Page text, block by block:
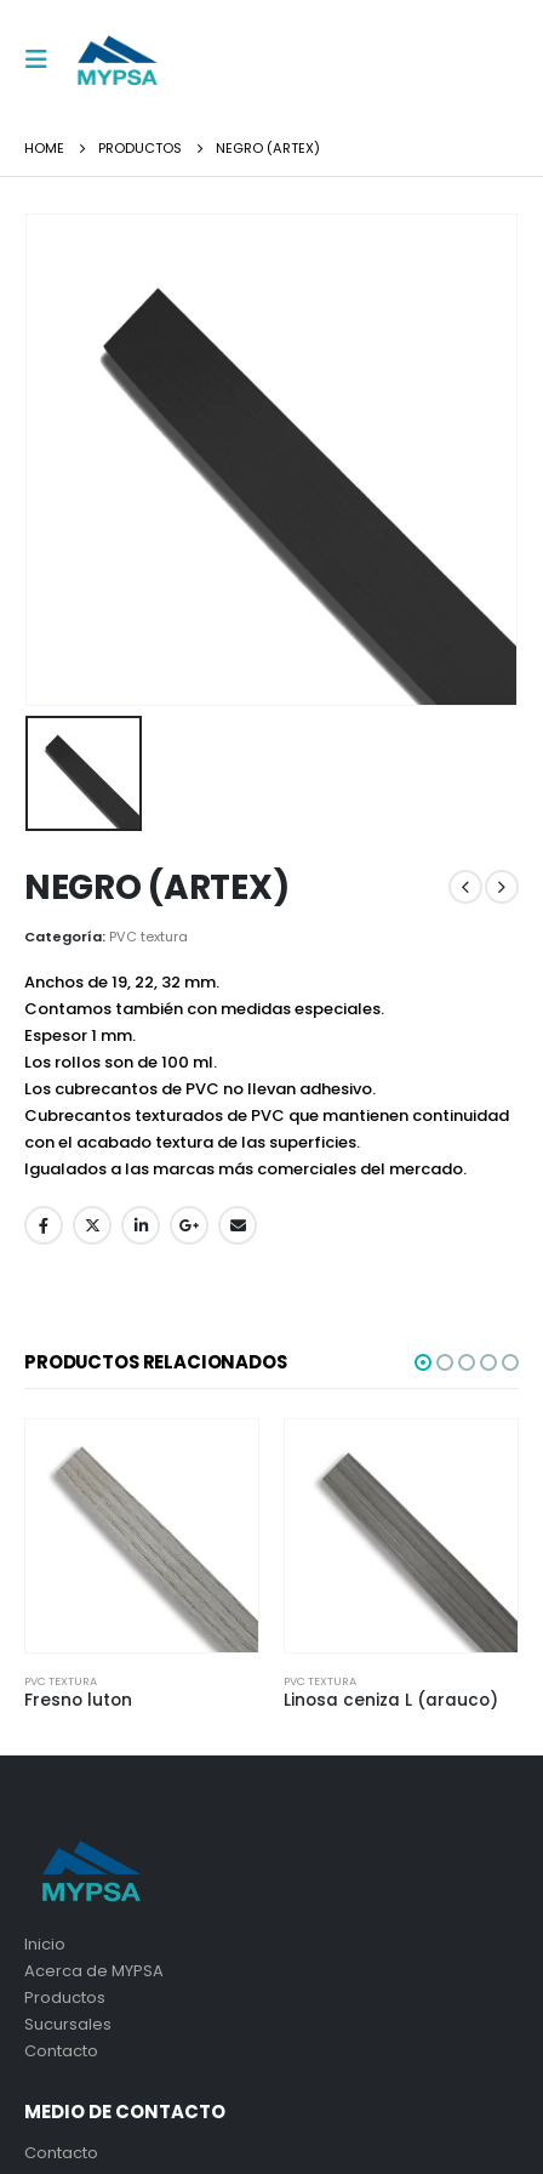
HOME PRODUCTOS NEGRO (ARTEX)
NEGRO (ARTEX)
Categoría: PVC textura
Anchos de 19, 22, 32 mm.
Contamos también con medidas especiales.
Espesor 1 mm.
Los rollos son de 100 ml.
Los cubrecantos de PVC no llevan adhesivo.
Cubrecantos texturados de PVC que mantienen continuidad
con el acabado textura de las superficies.
Igualados a las marcas más comerciales del mercado.
PRODUCTOS RELACIONADOS
PVC TEXTURA
Linosa ceniza L (arauco)
PVC TEXTURA
Roble americano
Inicio
Acerca de MYPSA
Productos
Sucursales
Contacto
MEDIO DE CONTACTO
Contacto